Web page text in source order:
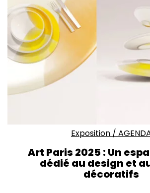
Exposition /
Art Paris 2025 : Un
dédié au design et
décoratifs